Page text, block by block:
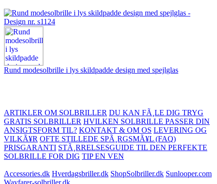
Rund modesolbrille i lys skildpadde design med spejlglas
ARTIKLER OM SOLBRILLER DU KAN FÃ¸LE DIG TRYG
GRATIS SOLBRILLER HVILKEN SOLBRILLE PASSER DIN
ANSIGTSFORM TIL? KONTAKT & OM OS LEVERING OG
VILKÃ¥R OFTE STILLEDE SPÃ¸RGSMÃ¥L (FAQ)
PRISGARANTI STÃ¸RRELSESGUIDE TIL DEN PERFEKTE
SOLBRILLE FOR DIG TIP EN VEN
Accessories.dk Hverdagsbriller.dk ShopSolbriller.dk Sunlooper.com
Wayfarer-solbriller.dk